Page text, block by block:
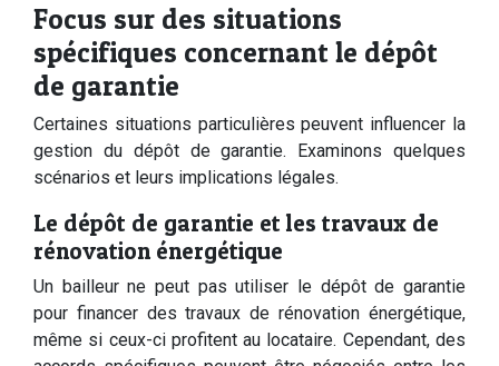
Focus sur des situations
spécifiques concernant le dépôt
de garantie
Certaines situations particulières peuvent influencer la
gestion du dépôt de garantie. Examinons quelques
scénarios et leurs implications légales.
Le dépôt de garantie et les travaux de
rénovation énergétique
Un bailleur ne peut pas utiliser le dépôt de garantie
pour financer des travaux de rénovation énergétique,
même si ceux-ci profitent au locataire. Cependant, des